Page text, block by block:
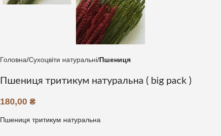
Головна Сухоцвіти натуральні Пшениця
Пшениця тритикум натуральна ( big pack )
180,00 ₴
Пшениця тритикум натуральна